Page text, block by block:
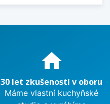
home
30 let zkušeností v oboru
Máme vlastní kuchyňské